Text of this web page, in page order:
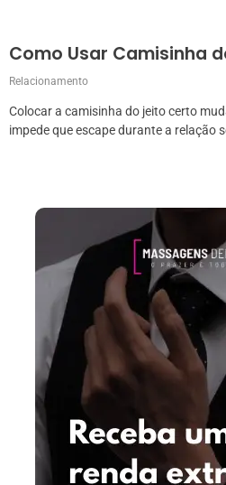
Como Usar Camisinha
Relacionamento
Colocar a camisinha do jeito certo
impede que escape durante a relação